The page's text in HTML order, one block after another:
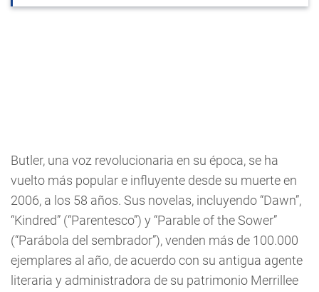
Butler, una voz revolucionaria en su época, se ha
vuelto más popular e influyente desde su muerte en
2006, a los 58 años. Sus novelas, incluyendo “Dawn”,
“Kindred” (“Parentesco”) y “Parable of the Sower”
(“Parábola del sembrador”), venden más de 100.000
ejemplares al año, de acuerdo con su antigua agente
literaria y administradora de su patrimonio Merrillee